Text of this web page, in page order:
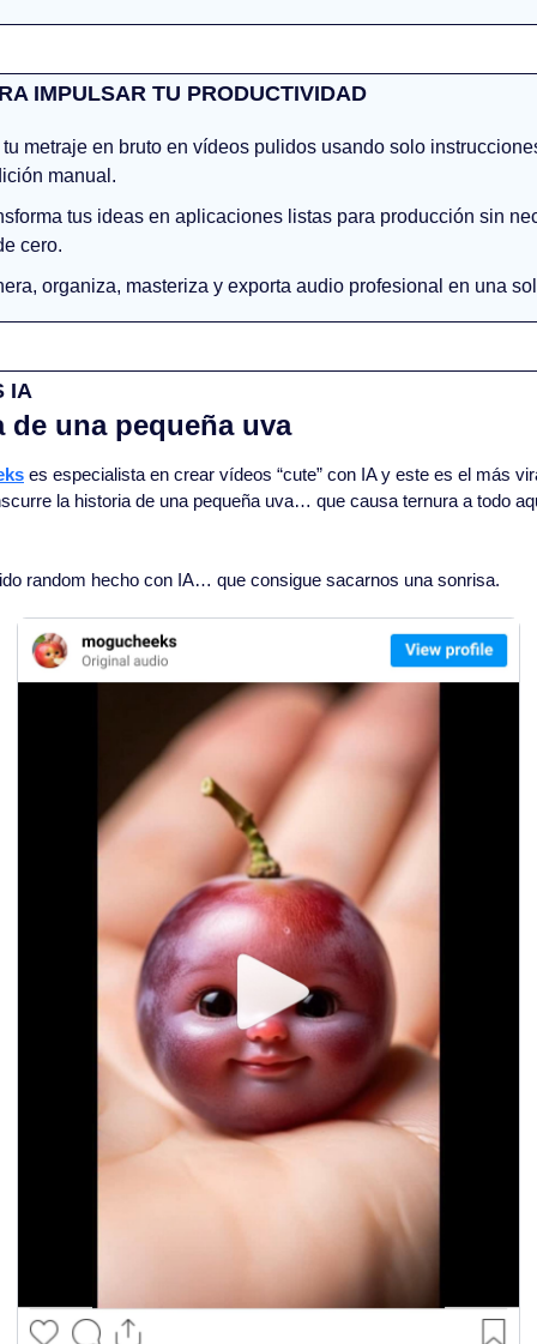
IMPULSAR TU PRODUCTIVIDAD
metraje en bruto en vídeos pulidos usando solo
manual.
tus ideas en aplicaciones listas para producción sin
cero.
organiza, masteriza y exporta audio profesional en una
IA
una pequeña uva
es especialista en crear vídeos “cute” con IA y este es el más
la historia de una pequeña uva… que causa ternura a todo
random hecho con IA… que consigue sacarnos una sonrisa.